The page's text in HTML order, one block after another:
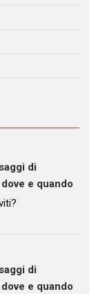
di
e quando
di
e quando